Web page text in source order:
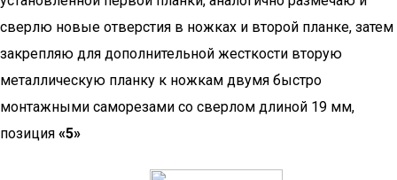
сверлю новые отверстия в ножках и второй планке, затем
закрепляю для дополнительной жесткости вторую
металлическую планку к ножкам двумя быстро
монтажными саморезами со сверлом длиной 19 мм,
позиция «5»